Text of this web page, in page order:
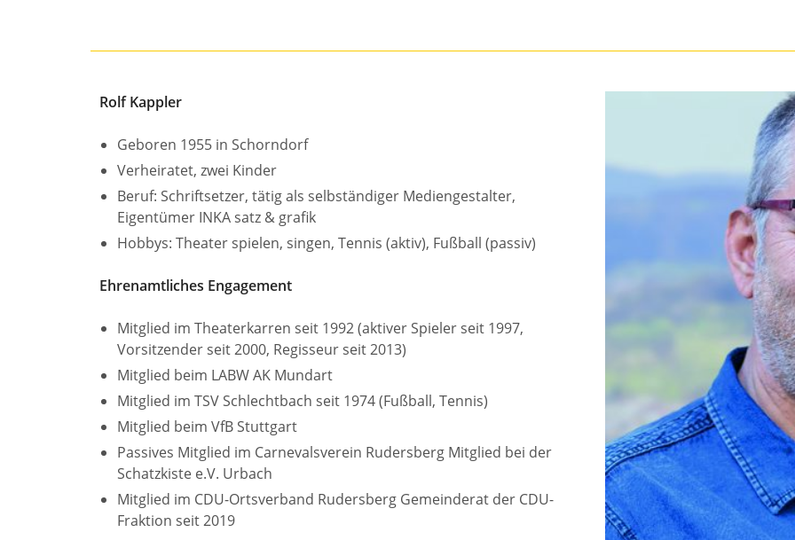
Rolf Kappler
Geboren 1955 in Schorndorf
Verheiratet, zwei Kinder
Beruf: Schriftsetzer, tätig als selbständiger Mediengestalter,
Eigentümer INKA satz & grafik
Hobbys: Theater spielen, singen, Tennis (aktiv), Fußball (passiv)
Ehrenamtliches Engagement
Mitglied im Theaterkarren seit 1992 (aktiver Spieler seit 1997,
Vorsitzender seit 2000, Regisseur seit 2013)
Mitglied beim LABW AK Mundart
Mitglied im TSV Schlechtbach seit 1974 (Fußball, Tennis)
Mitglied beim VfB Stuttgart
Passives Mitglied im Carnevalsverein Rudersberg Mitglied bei der
Schatzkiste e.V. Urbach
Mitglied im CDU-Ortsverband Rudersberg Gemeinderat der CDU-
Fraktion seit 2019